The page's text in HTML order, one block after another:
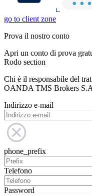
go to client zone
Prova il nostro conto
Apri un conto di prova
Rodo section
Chi è il responsabile del
OANDA TMS Brokers
Indirizzo e-mail
phone_prefix
Telefono
Password